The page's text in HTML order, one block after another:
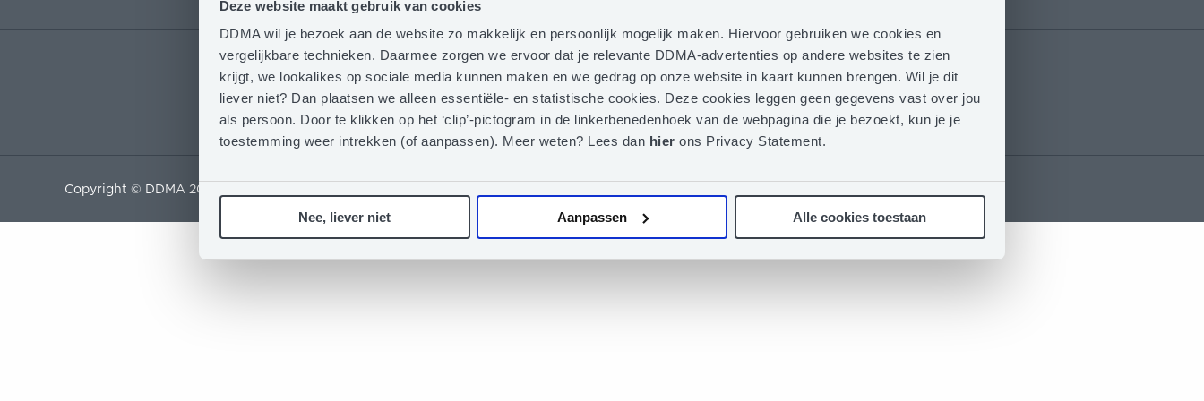
Deze website maakt gebruik van cookies
DDMA wil je bezoek aan de website zo makkelijk en persoonlijk mogelijk maken. Hiervoor gebruiken we cookies en
vergelijkbare technieken. Daarmee zorgen we ervoor dat je relevante DDMA-advertenties op andere websites te zien
krijgt, we lookalikes op sociale media kunnen maken en we gedrag op onze website in kaart kunnen brengen. Wil je dit
liever niet? Dan plaatsen we alleen essentiële- en statistische cookies. Deze cookies leggen geen gegevens vast over jou
als persoon. Door te klikken op het ‘clip’-pictogram in de linkerbenedenhoek van de webpagina die je bezoekt, kun je je
toestemming weer intrekken (of aanpassen). Meer weten? Lees dan hier ons Privacy Statement.
Nee, liever niet Aanpassen Alle cookies toestaan
Copyright © DDMA 2026